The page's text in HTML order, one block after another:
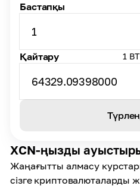
XCN-ңызды
Жаңағытты алмасу
сізге криптовалюталарды
Бастапқы
1
Қайтару 1
64329.09398000